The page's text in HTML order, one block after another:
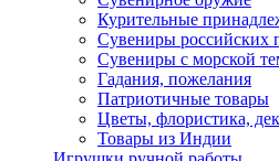
Курительные
Сувениры российских
Сувениры с морской
Гадания, пожелания
Патриотичные товары
Цветы, флористика,
Товары из Индии